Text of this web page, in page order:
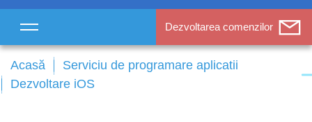
Dezvoltarea comenzilor
Acasă
Serviciu de programare aplicatii
Dezvoltare iOS